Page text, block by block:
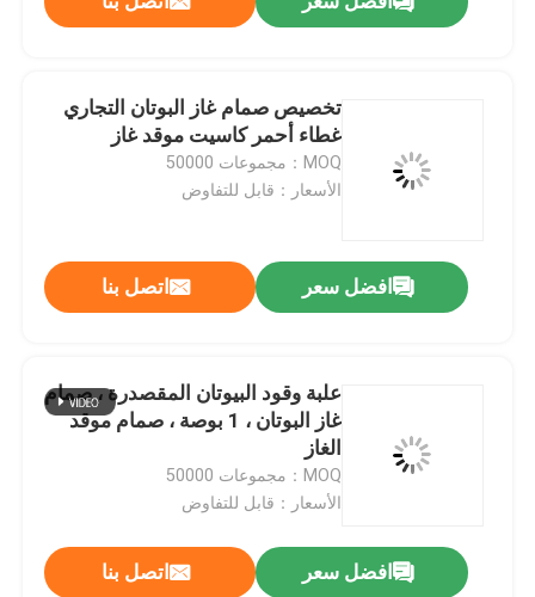
تخصيص صمام غاز البوتان التجاري
غطاء أحمر كاسيت موقد غاز
MOQ：مجموعات 50000
الأسعار：قابل للتفاوض
افضل سعر اتصل بنا
علبة وقود البيوتان المقصدرة ، صمام
غاز البوتان ، 1 بوصة ، صمام موقد
الغاز
MOQ：مجموعات 50000
الأسعار：قابل للتفاوض
افضل سعر اتصل بنا